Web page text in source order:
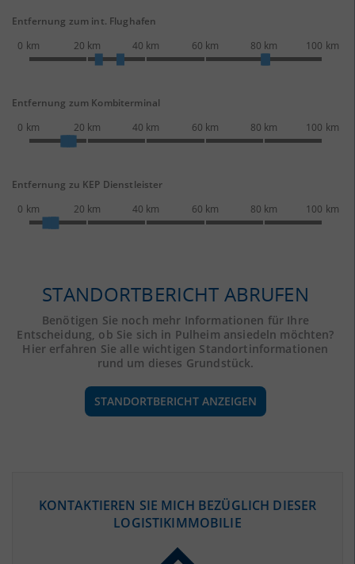
Entfernung zum int. Flughafen
0 km
20 km 40 km 60 km 80 km 100 km
Entfernung zum Kombiterminal
0 km
20 km 40 km 60 km 80 km 100 km
Entfernung zu KEP Dienstleister
0 km
20 km 40 km 60 km 80 km 100 km
STANDORTBERICHT ABRUFEN
Benötigen Sie noch mehr Informationen für Ihre
Entscheidung, ob Sie sich in Pulheim ansiedeln möchten?
Hier erfahren Sie alle wichtigen Standortinformationen
rund um dieses Grundstück.
STANDORTBERICHT ANZEIGEN
(STAND: 12/2019)
KONTAKTIEREN SIE MICH BEZÜGLICH DIESER
LOGISTIKIMMOBILIE